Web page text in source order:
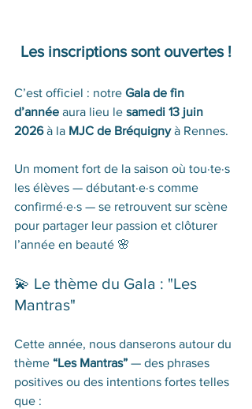
Les inscriptions sont ouvertes !
C’est officiel : notre Gala de fin
d’année aura lieu le samedi 13 juin
2026 à la MJC de Bréquigny à Rennes.
Un moment fort de la saison où tou·te·s
les élèves — débutant·e·s comme
confirmé·e·s — se retrouvent sur scène
pour partager leur passion et clôturer
l’année en beauté 🌸
💫 Le thème du Gala : "Les
Mantras"
Cette année, nous danserons autour du
thème “Les Mantras” — des phrases
positives ou des intentions fortes telles
que :